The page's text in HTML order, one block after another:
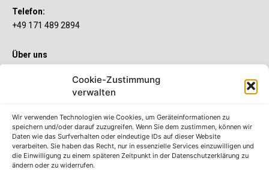
Cookie-Zustimmung
verwalten
Wir verwenden Technologien wie Cookies, um Geräteinformationen zu
speichern und/oder darauf zuzugreifen. Wenn Sie dem zustimmen, können wir
Daten wie das Surfverhalten oder eindeutige IDs auf dieser Website
verarbeiten. Sie haben das Recht, nur in essenzielle Services einzuwilligen und
die Einwilligung zu einem späteren Zeitpunkt in der Datenschutzerklärung zu
ändern oder zu widerrufen.
Telefon:
+49 171 489 2894
Über uns
Sie wollen mehr als ein gewöhnliches Girokonto? Dann ist unser
S-Quin Konto genau das Richtige für Sie. Die beiden
etliche Inklusivleistungen. Im S-Quin Magazin erfahren Sie
immer, was es Neues gibt.
Die S-Quin Kontomodelle